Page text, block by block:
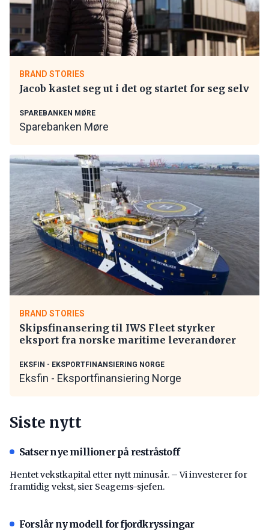
BRAND STORIES
Jacob kastet seg ut i det og startet for seg selv
SPAREBANKEN MØRE
Sparebanken Møre
BRAND STORIES
Skipsfinansering til IWS Fleet styrker
eksport fra norske maritime leverandører
EKSFIN - EKSPORTFINANSIERING NORGE
Eksfin - Eksportfinansiering Norge
Siste nytt
Satser nye millioner på restråstoff
Hentet vekstkapital etter nytt minusår. – Vi investerer for
framtidig vekst, sier Seagems-sjefen.
Forslår ny modell for fjordkryssingar